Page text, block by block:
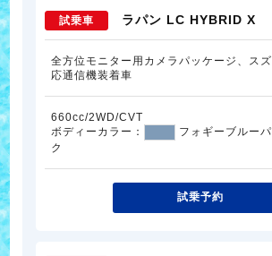
試乗車 ラパン LC HYBRID X
全方位モニター用カメラパッケージ、ス
応通信機装着車
660cc/2WD/CVT
ボディーカラー：
フォギーブルー
ク
試乗予約